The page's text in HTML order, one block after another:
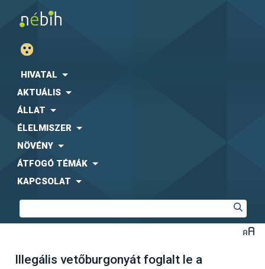
HIVATAL
AKTUÁLIS
ÁLLAT
ÉLELMISZER
NÖVÉNY
ÁTFOGÓ TÉMÁK
KAPCSOLAT
Illegális vetőburgonyát foglalt le a